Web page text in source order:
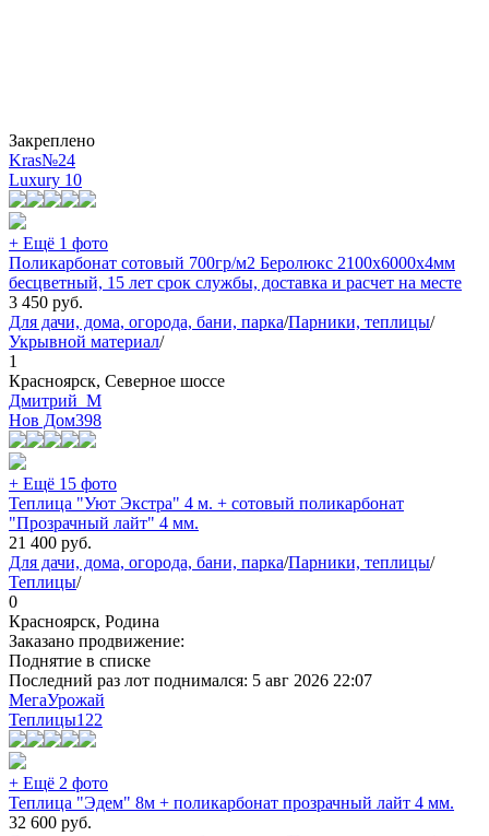
Закреплено
Kras№24
Luxury 10
+ Ещё 1 фото
Поликарбонат сотовый 700гр/м2 Беролюкс 2100х6000х4мм
бесцветный, 15 лет срок службы, доставка и расчет на месте
3 450 руб.
Для дачи, дома, огорода, бани, парка/Парники, теплицы/
Укрывной материал/
1
Красноярск, Северное шоссе
Дмитрий_М
Нов Дом398
+ Ещё 15 фото
Теплица "Уют Экстра" 4 м. + сотовый поликарбонат
"Прозрачный лайт" 4 мм.
21 400 руб.
Для дачи, дома, огорода, бани, парка/Парники, теплицы/
Теплицы/
0
Красноярск, Родина
Заказано продвижение:
Поднятие в списке
Последний раз лот поднимался: 5 авг 2026 22:07
МегаУрожай
Теплицы122
+ Ещё 2 фото
Теплица "Эдем" 8м + поликарбонат прозрачный лайт 4 мм.
32 600 руб.